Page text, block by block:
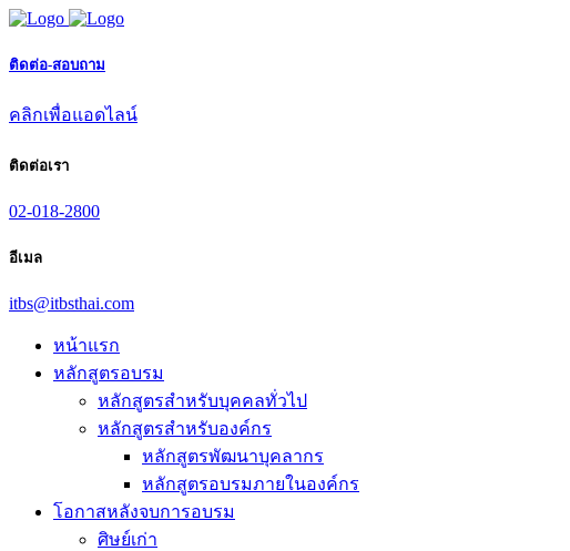
ติดต่อ-สอบถาม
คลิกเพื่อแอดไลน์
ติดต่อเรา
02-018-2800
อีเมล
itbs@itbsthai.com
หน้าแรก
หลักสูตรอบรม
หลักสูตรสำหรับบุคคลทั่วไป
หลักสูตรสำหรับองค์กร
หลักสูตรพัฒนาบุคลากร
หลักสูตรอบรมภายในองค์กร
โอกาสหลังจบการอบรม
ศิษย์เก่า